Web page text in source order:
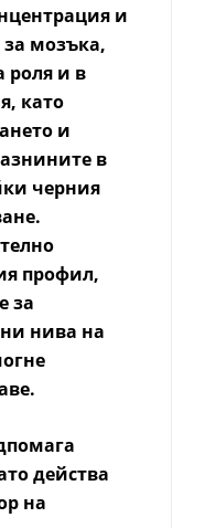
и
за мозъка,
роля и в
като
и
в
черния
профил,
за
нива на
действа
на